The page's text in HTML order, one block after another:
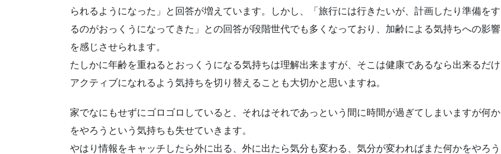
られるようになった」と回答が増えています。しかし、「旅行には行きたいが、計画したり準備をす
るのがおっくうになってきた」との回答が段階世代でも多くなっており、加齢による気持ちへの影響
を感じさせられます。
たしかに年齢を重ねるとおっくうになる気持ちは理解出来ますが、そこは健康であるなら出来るだけ
アクティブになれるよう気持ちを切り替えることも大切かと思いますね。
家でなにもせずにゴロゴロしていると、それはそれであっという間に時間が過ぎてしまいますが何か
をやろうという気持ちも失せていきます。
やはり情報をキャッチしたら外に出る、外に出たら気分も変わる、気分が変わればまた何かをやろう